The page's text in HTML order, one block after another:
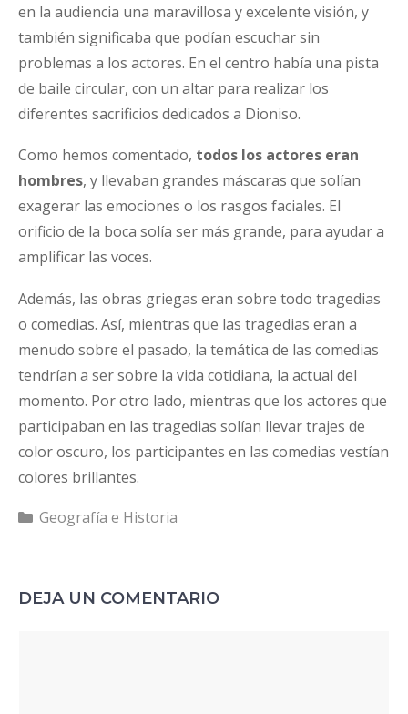
en la audiencia una maravillosa y excelente visión, y
también significaba que podían escuchar sin
problemas a los actores. En el centro había una pista
de baile circular, con un altar para realizar los
diferentes sacrificios dedicados a Dioniso.
Como hemos comentado, todos los actores eran
hombres, y llevaban grandes máscaras que solían
exagerar las emociones o los rasgos faciales. El
orificio de la boca solía ser más grande, para ayudar a
amplificar las voces.
Además, las obras griegas eran sobre todo tragedias
o comedias. Así, mientras que las tragedias eran a
menudo sobre el pasado, la temática de las comedias
tendrían a ser sobre la vida cotidiana, la actual del
momento. Por otro lado, mientras que los actores que
participaban en las tragedias solían llevar trajes de
color oscuro, los participantes en las comedias vestían
colores brillantes.
Categorías
Geografía e Historia
DEJA UN COMENTARIO